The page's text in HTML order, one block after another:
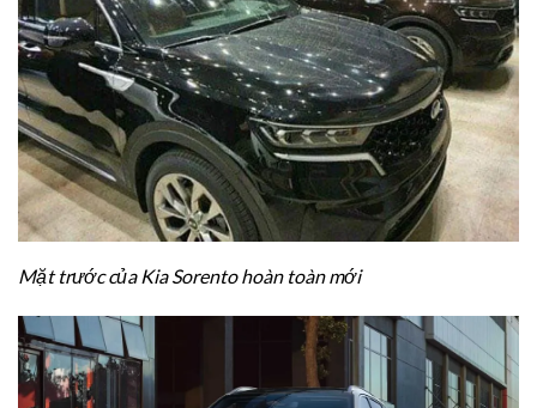
Mặt trước của Kia Sorento hoàn toàn mới